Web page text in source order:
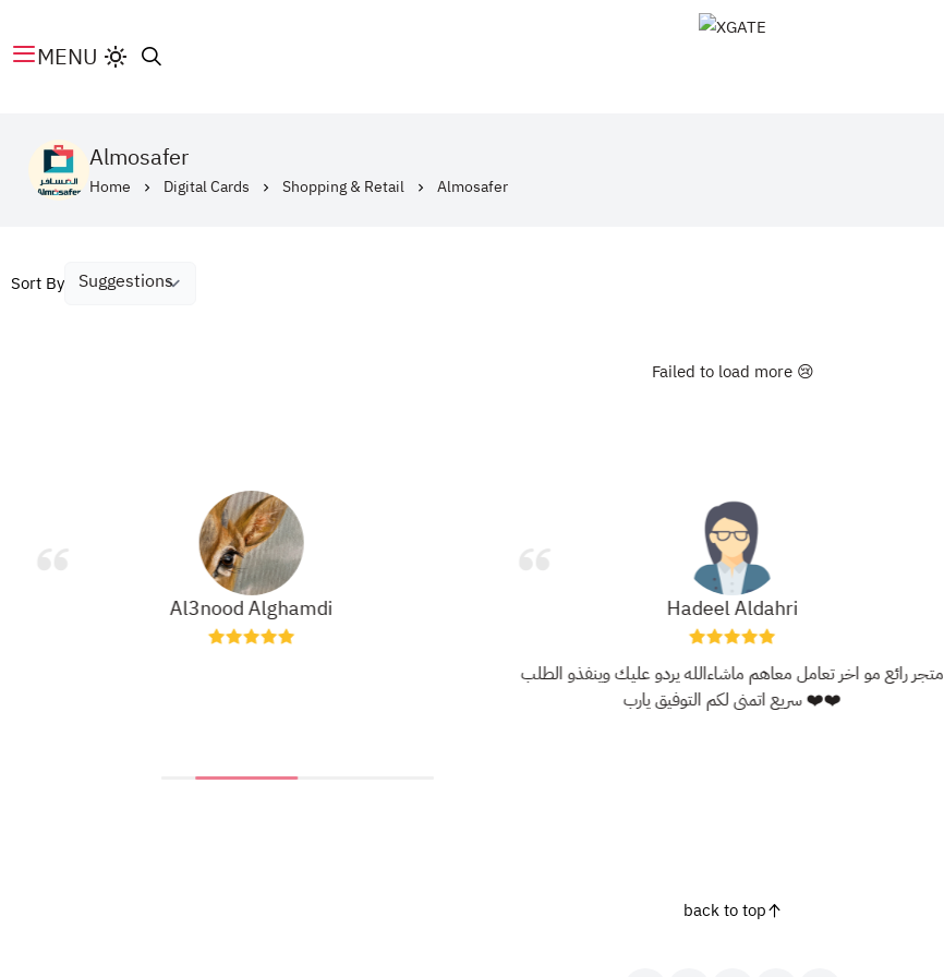
MENU
Almosafer
Home Digital Cards Shopping & Retail Almosafer
Sort By
Failed to load more 😢
Al3nood Alghamdi Hadeel Aldahri
متجر رائع مو اخر تعامل معاهم ماشاءالله يردو عليك وينفذو الطلب
سريع اتمنى لكم التوفيق يارب ❤️❤️
back to top